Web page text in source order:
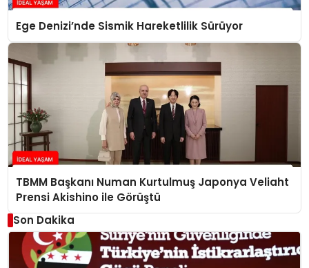
Ege Denizi’nde Sismik Hareketlilik Sürüyor
TBMM Başkanı Numan Kurtulmuş Japonya Veliaht
Prensi Akishino ile Görüştü
Son Dakika